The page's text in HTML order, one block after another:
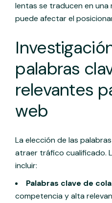
lentas se traducen en una
puede afectar el
palabras
relevantes
web
La elección de las
atraer tráfico cualificado.
incluir:
Palabras clave de
competencia y alta